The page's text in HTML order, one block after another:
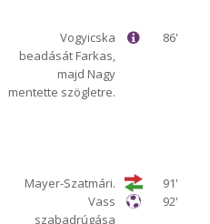
86'
Vogyicska
beadását Farkas,
majd Nagy
mentette szögletre.
91'
Mayer-Szatmári.
92'
Vass
szabadrúgása